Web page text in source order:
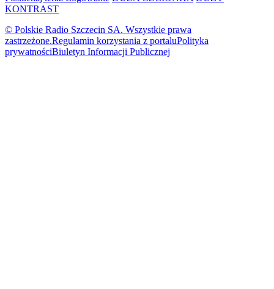
KONTRAST
© Polskie Radio Szczecin SA. Wszystkie prawa
zastrzeżone.Regulamin korzystania z portaluPolityka
prywatnościBiuletyn Informacji Publicznej